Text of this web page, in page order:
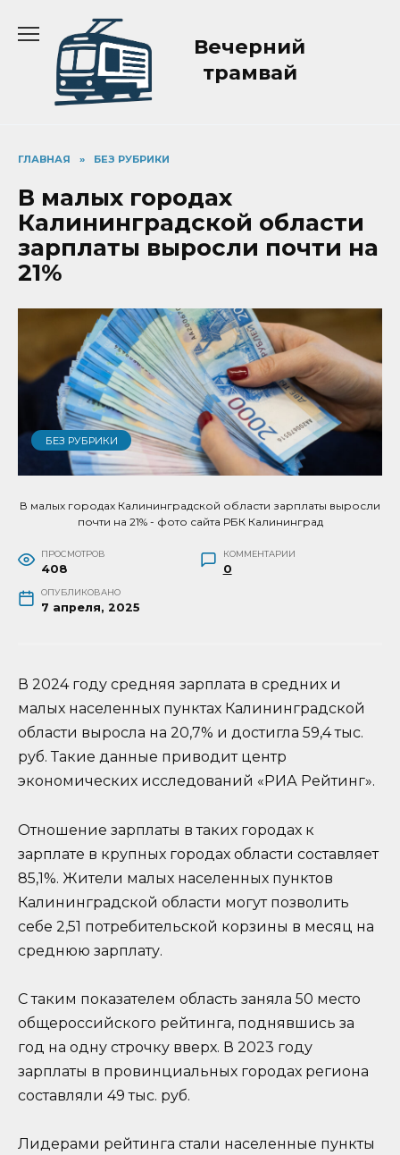
содержанию
Вечерний
трамвай
ГЛАВНАЯ » БЕЗ РУБРИКИ
В малых городах
Калининградской области
зарплаты выросли почти на
21%
БЕЗ РУБРИКИ
В малых городах Калининградской области зарплаты выросли
почти на 21% - фото сайта РБК Калининград
ПРОСМОТРОВ
408
КОММЕНТАРИИ
0
ОПУБЛИКОВАНО
7 апреля, 2025
В 2024 году средняя зарплата в средних и
малых населенных пунктах Калининградской
области выросла на 20,7% и достигла 59,4 тыс.
руб. Такие данные приводит центр
экономических исследований «РИА Рейтинг».
Отношение зарплаты в таких городах к
зарплате в крупных городах области составляет
85,1%. Жители малых населенных пунктов
Калининградской области могут позволить
себе 2,51 потребительской корзины в месяц на
среднюю зарплату.
С таким показателем область заняла 50 место
общероссийского рейтинга, поднявшись за
год на одну строчку вверх. В 2023 году
зарплаты в провинциальных городах региона
составляли 49 тыс. руб.
Лидерами рейтинга стали населенные пункты